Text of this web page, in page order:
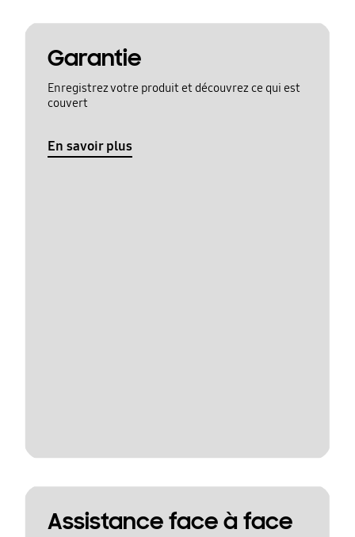
Garantie
Enregistrez votre produit et découvrez ce qui est
couvert
En savoir plus
Assistance face à face